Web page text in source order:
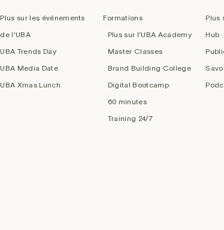
Plus sur les événements
de l'UBA
UBA Trends Day
UBA Media Date
UBA Xmas Lunch
Formations
Plus sur l'UBA Academy
Master Classes
Brand Building College
Digital Bootcamp
60 minutes
Training 24/7
Plus
Hub